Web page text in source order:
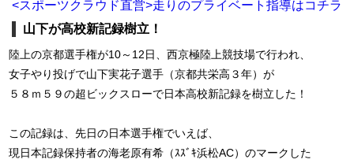
<スポーツクラウド直営>走りのプライベート指導はコチラ
山下が高校新記録樹立！
陸上の京都選手権が10～12日、西京極陸上競技場で行われ、
女子やり投げで山下実花子選手（京都共栄高３年）が
５８ｍ５９の超ビックスローで日本高校新記録を樹立した！
この記録は、先日の日本選手権でいえば、
現日本記録保持者の海老原有希（ｽｽﾞｷ浜松AC）のマークした